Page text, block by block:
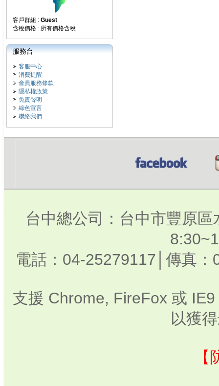
客戶群組 : Guest
含稅價格 : 所有價格含稅
服務台
客服中心
消費提醒
會員服務條款
隱私權政策
免責聲明
綠色宣言
聯絡我們
台中總公司：台中市豐原
電話：04-25279117│傳真
支援 Chrome, FireFox 或
以獲